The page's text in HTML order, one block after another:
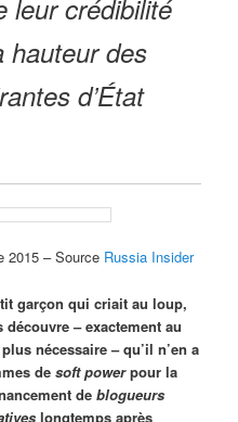
leur crédibilité
hauteur des
d’État
2015 – Source Russia Insider
garçon qui criait au loup,
– exactement au
nécessaire – qu’il n’en a
desoft powerpour la
deblogueurs
longtemps après